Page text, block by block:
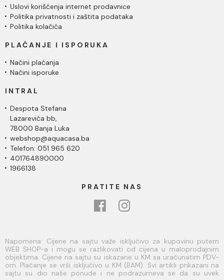
Uslovi korišćenja internet prodavnice
Politika privatnosti i zaštita podataka
Politika kolačića
PLAĆANJE I ISPORUKA
Načini plaćanja
Načini isporuke
INTRAL
Despota Stefana
Lazarevića bb,
78000 Banja Luka
webshop@aquacasa.ba
Telefon: 051 965 620
401764890000
1966138
PRATITE NAS
Napomena: Cijene na sajtu važe isključivo za kupovinu putem
WEB SHOP-a i mogu se razlikovati od cijena u maloprodajnim
objektima. Cijene na sajtu su iskazane u KM sa uračunatim PDV-
om. Plaćanje se vrši isključivo u KM (BAM). Svi artikli prikazani na
sajtu su dio naše ponude i ne podrazumeva se da su uvek